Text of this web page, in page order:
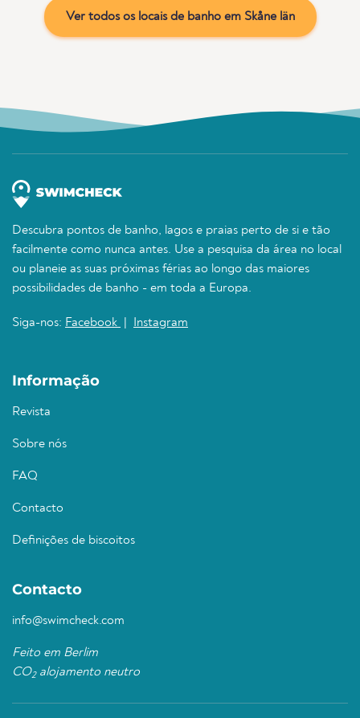
Ver todos os locais de banho em Skåne län
Descubra pontos de banho, lagos e praias perto de si e tão
facilmente como nunca antes. Use a pesquisa da área no local
ou planeie as suas próximas férias ao longo das maiores
possibilidades de banho - em toda a Europa.
Siga-nos: Facebook Instagram
Informação
Revista
Sobre nós
FAQ
Contacto
Definições de biscoitos
Contacto
info@swimcheck.com
Feito em Berlim
CO2alojamento neutro